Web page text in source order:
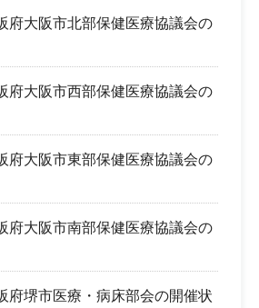
府大阪市北部保健医療協議会の
府大阪市西部保健医療協議会の
府大阪市東部保健医療協議会の
府大阪市南部保健医療協議会の
府堺市医療・病床部会の開催状